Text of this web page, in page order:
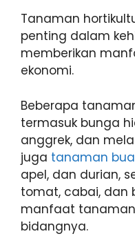
Tanaman
penting dalam
memberikan
ekonomi.
Beberapa
termasuk bunga
anggrek, dan
juga tanaman
apel, dan durian,
tomat, cabai, dan
manfaat
bidangnya.